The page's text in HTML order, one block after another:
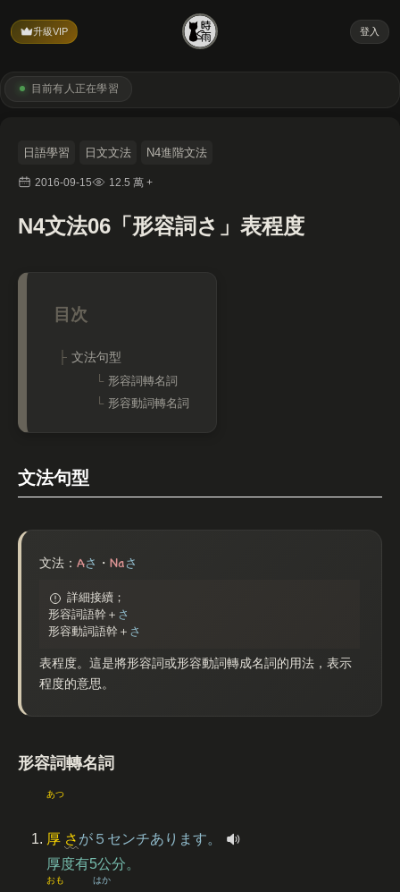
升級VIP 登入
目前有 人正在學習
日語學習 日文文法 N4進階文法
2016-09-15 12.5 萬 +
N4文法06「形容詞さ」表程度
文法句型
形容詞轉名詞
形容動詞轉名詞
文法句型
文法： Aさ ・ Naさ
詳細接續；
形容詞語幹＋ さ
形容動詞語幹＋ さ
表程度。這是將形容詞或形容動詞轉成名詞的用法，表示
程度的意思。
形容詞轉名詞
厚
あつ
さ が５センチあります。
厚度有5公分。
おも はか